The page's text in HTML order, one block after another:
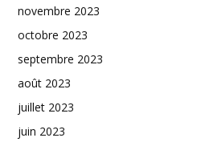
novembre 2023
octobre 2023
septembre 2023
août 2023
juillet 2023
juin 2023